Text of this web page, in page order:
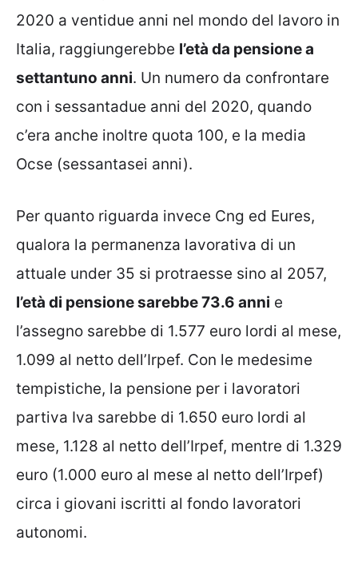
2020 a ventidue anni nel mondo del lavoro in
Italia, raggiungerebbe l’età da pensione a
settantuno anni. Un numero da confrontare
con i sessantadue anni del 2020, quando
c’era anche inoltre quota 100, e la media
Ocse (sessantasei anni).
Per quanto riguarda invece Cng ed Eures,
qualora la permanenza lavorativa di un
attuale under 35 si protraesse sino al 2057,
l’età di pensione sarebbe 73.6 anni e
l’assegno sarebbe di 1.577 euro lordi al mese,
1.099 al netto dell’Irpef. Con le medesime
tempistiche, la pensione per i lavoratori
partiva Iva sarebbe di 1.650 euro lordi al
mese, 1.128 al netto dell’Irpef, mentre di 1.329
euro (1.000 euro al mese al netto dell’Irpef)
circa i giovani iscritti al fondo lavoratori
autonomi.